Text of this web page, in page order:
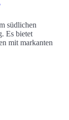
südlichen
Es bietet
mit markanten